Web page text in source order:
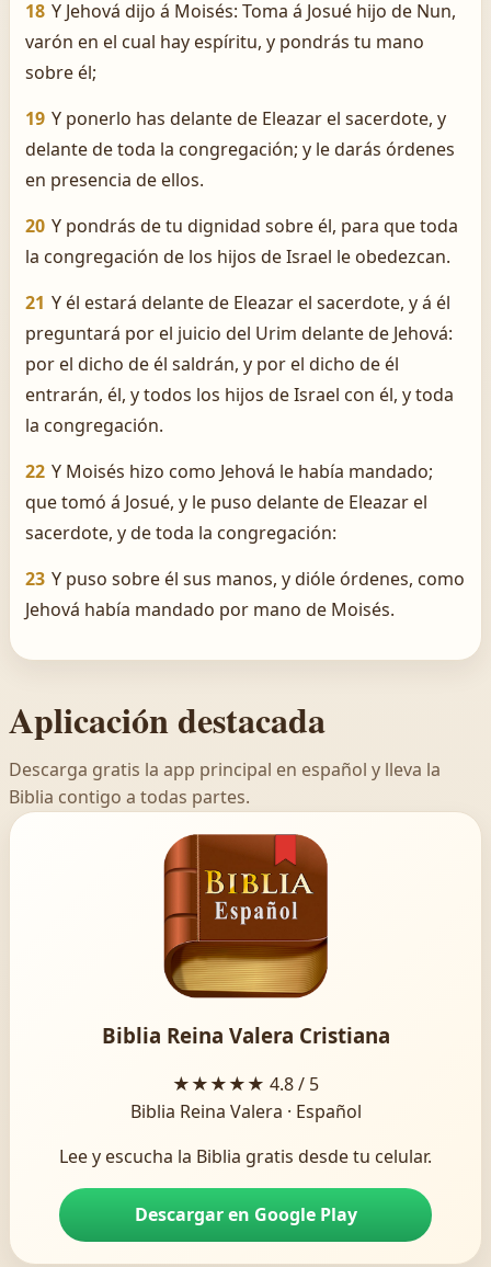
18 Y Jehová dijo á Moisés: Toma á Josué hijo de Nun,
varón en el cual hay espíritu, y pondrás tu mano
sobre él;
19 Y ponerlo has delante de Eleazar el sacerdote, y
delante de toda la congregación; y le darás órdenes
en presencia de ellos.
20 Y pondrás de tu dignidad sobre él, para que toda
la congregación de los hijos de Israel le obedezcan.
21 Y él estará delante de Eleazar el sacerdote, y á él
preguntará por el juicio del Urim delante de Jehová:
por el dicho de él saldrán, y por el dicho de él
entrarán, él, y todos los hijos de Israel con él, y toda
la congregación.
22 Y Moisés hizo como Jehová le había mandado;
que tomó á Josué, y le puso delante de Eleazar el
sacerdote, y de toda la congregación:
23 Y puso sobre él sus manos, y dióle órdenes, como
Jehová había mandado por mano de Moisés.
Aplicación destacada
Descarga gratis la app principal en español y lleva la
Biblia contigo a todas partes.
Biblia Reina Valera Cristiana
★★★★★ 4.8 / 5
Biblia Reina Valera · Español
Lee y escucha la Biblia gratis desde tu celular.
Descargar en Google Play